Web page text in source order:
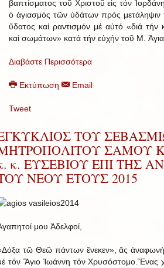
βαπτίσματος τοῦ Χριστοῦ εἰς τόν
ὁ ἁγιασμός τῶν ὑδάτων πρός μετάληψιν
ὕδατος καί ραντισμόν μέ αὐτό «διά
καί σωμάτων» κατά τήν εὐχήν τοῦ Μ.
Διαβάστε Περισσότερα
Εκτύπωση Email
Tweet
ΤΟΥ
ΣΑΜΟΥ
κ. ΕΥΣΕΒΙΟΥ ΕΠΙ ΤΗΣ
ΝΕΟΥ ΕΤΟΥΣ 2015
μου Ἀδελφοί,
τῶ Θεῶ πάντων ἕνεκεν», ἄς
τόν Ἅγιο Ἰωάννη τόν Χρυσόστομο.Ἕνας